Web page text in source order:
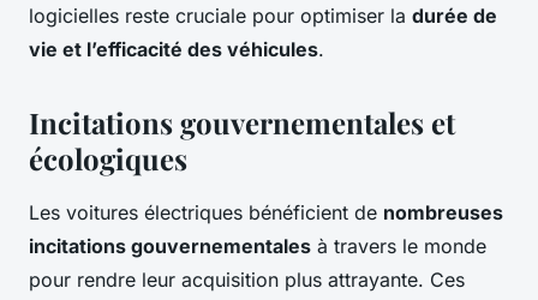
logicielles reste cruciale pour optimiser la durée de
vie et l’efficacité des véhicules.
Incitations gouvernementales et
écologiques
Les voitures électriques bénéficient de nombreuses
incitations gouvernementales à travers le monde
pour rendre leur acquisition plus attrayante. Ces